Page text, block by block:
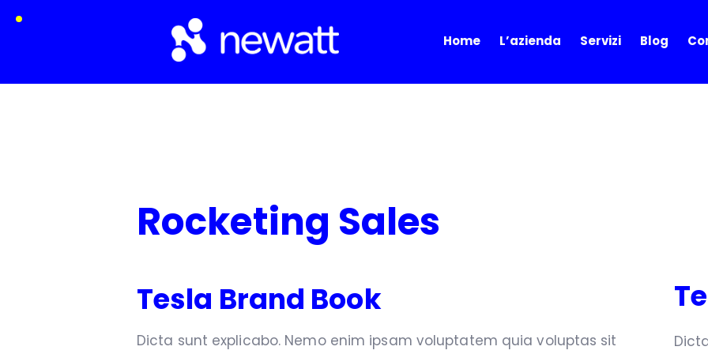
Home L’azienda Servizi Blog
Rocketing Sales
Tesla Brand Book
Dicta sunt explicabo. Nemo enim ipsam voluptatem quia voluptas sit